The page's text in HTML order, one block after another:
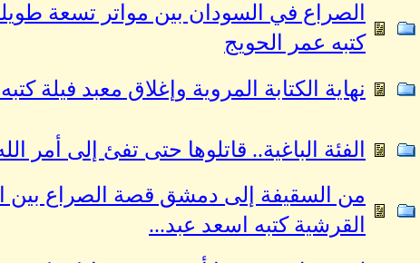
الصراع في السودان بين مواتر تسعة
كتبه عمر الحويج
نهاية الكتابة المروية وإغلاق معبد فيلة
الفئة الباغية.. قاتلوها حتى تفئ إلى أمر
من السقيفة إلى دمشق قصة الصراع بين
القرشية كتبه اسعد عبد...